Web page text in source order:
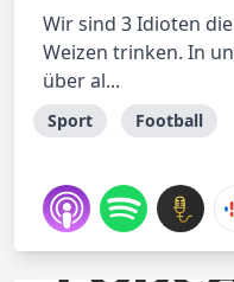
Wir sind 3 Idioten
Weizen trinken. In
über al...
Sport Football